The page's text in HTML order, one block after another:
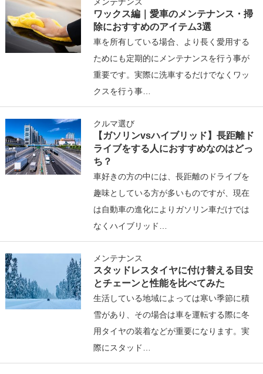
ワックス編｜愛車のメンテナンス・掃
除におすすめのアイテム3選
車を所有している場合、より長く愛用する
ためにも定期的にメンテナンスを行う事が
重要です。実際に洗車するだけでなくワッ
クスを行う事…
クルマ選び
【ガソリンvsハイブリッド】長距離ド
ライブをする人におすすめなのはどっ
ち？
車好きの方の中には、長距離のドライブを
趣味としている方が多いものですが、現在
は自動車の進化によりガソリン車だけでは
なくハイブリッド…
メンテナンス
スタッドレスタイヤに付け替える目安
とチェーンと性能を比べてみた
生活している地域によっては寒い季節に積
雪があり、その場合は車を運転する際に冬
用タイヤの装着などが重要になります。実
際にスタッド…